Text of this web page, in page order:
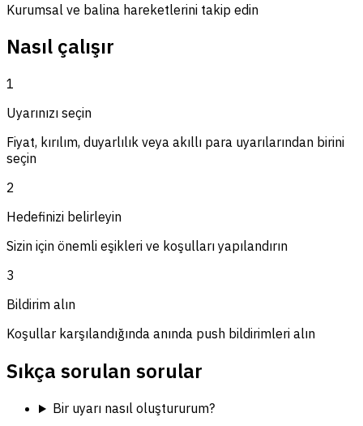
Kurumsal ve balina hareketlerini takip edin
Nasıl çalışır
1
Uyarınızı seçin
Fiyat, kırılım, duyarlılık veya akıllı para uyarılarından birini
seçin
2
Hedefinizi belirleyin
Sizin için önemli eşikleri ve koşulları yapılandırın
3
Bildirim alın
Koşullar karşılandığında anında push bildirimleri alın
Sıkça sorulan sorular
Bir uyarı nasıl oluştururum?